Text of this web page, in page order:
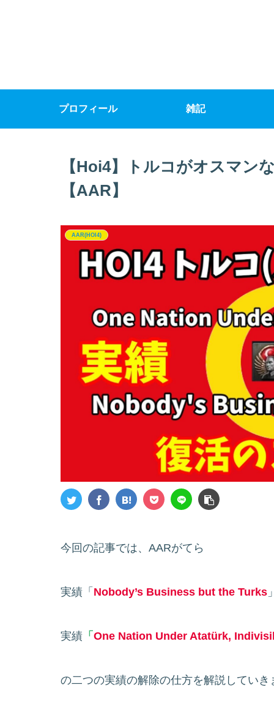
プロフィール 雑記
【Hoi4】トルコがオスマン
【AAR】
AAR(HOI4)
今回の記事では、AARがてら
実績「 Nobody’s Business but the Turks
実績 「 One Nation Under Atatürk,
の二つの実績の解除の仕方を解説していき